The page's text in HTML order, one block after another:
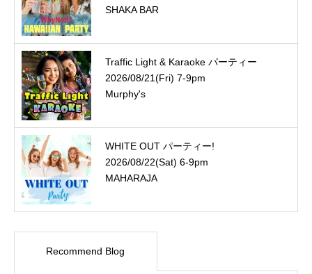
SHAKA BAR
Traffic Light & Karaoke パーティー
2026/08/21(Fri) 7-9pm
Murphy's
WHITE OUT パーティー!
2026/08/22(Sat) 6-9pm
MAHARAJA
Recommend Blog